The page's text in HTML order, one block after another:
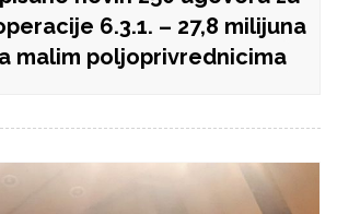
6.3.1. – 27,8 milijuna
malim poljoprivrednicima